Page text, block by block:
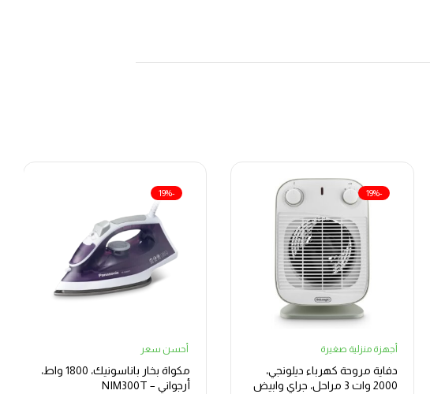
-19%
أجهزة منزلية صغيرة
دفاية مروحة كهرباء ديلونجي،
2000 وات 3 مراحل، جراي وابيض
-19%
أحسن سعر
مكواة بخار باناسونيك، 1800 واط،
أرجواني – NIM300T